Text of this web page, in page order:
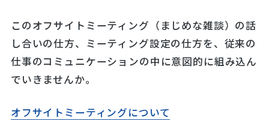
このオフサイトミーティング（まじめな雑談）の話
し合いの仕方、ミーティング設定の仕方を、従来の
仕事のコミュニケーションの中に意図的に組み込ん
でいきませんか。
オフサイトミーティングについて